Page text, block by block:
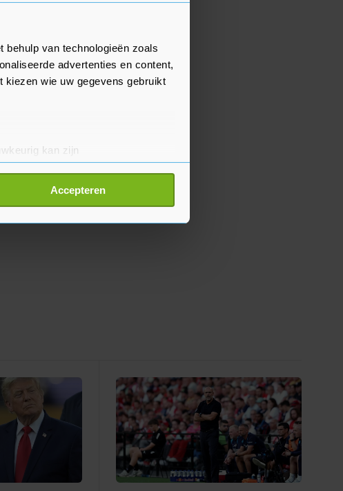
van technologieën zoals
advertenties en content,
kiezen wie uw gegevens gebruikt
kan zijn
(fingerprinting)
in het
detailgedeelte
Accepteren